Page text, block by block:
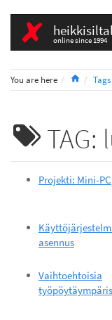
online since 1994
You are here Home
TAG:
Projekti: Mini-PC
asennus
Vaihtoehtoisia